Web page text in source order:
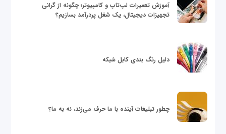
آموزش تعمیرات لپ‌تاپ و کامپیوتر؛ چگونه از گرانی
تجهیزات دیجیتال، یک شغل پردرآمد بسازیم؟
دلیل رنگ بندی کابل شبکه
چطور تبلیغات آینده با ما حرف می‌زند، نه به ما؟